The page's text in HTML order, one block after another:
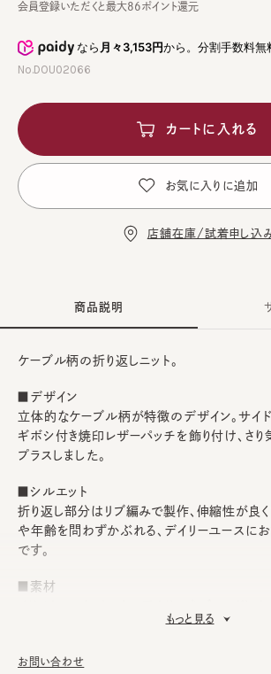
なら月々3,153円から。分割手数料無
No.DOU02066
会員登録いただくと最大86ポイント還元
カートに入れる
お気に入りに追加
店舗在庫/試着申し込
商品説明
ケーブル柄の折り返しニット。
■デザイン
立体的なケーブル柄が特徴のデザイン。サイ
ギボシ付き焼印レザーパッチを飾り付け、さり
プラスしました。
■シルエット
折り返し部分はリブ編みで製作、伸縮性が良く
や年齢を問わずかぶれる、デイリーユースに
です。
■素材
とあたたかみのある風合いは秋冬シーズンにピ
■お手入れ方法
もっと見る
お問い合わせ